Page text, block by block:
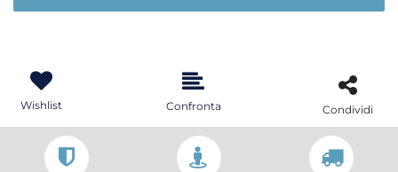
Wishlist Confronta Condividi